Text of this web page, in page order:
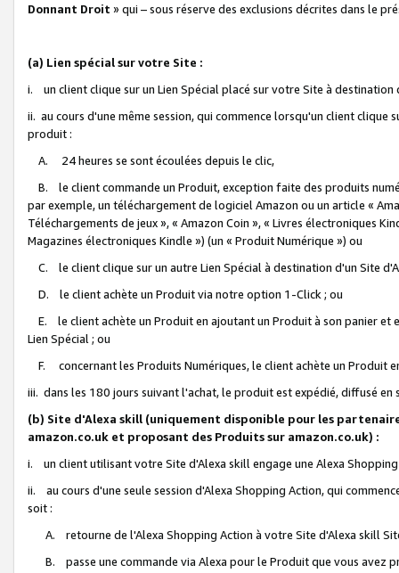
Donnant Droit » qui – sous réserve des exclusions décrites dans le
(a) Lien spécial sur votre Site :
i. un client clique sur un Lien Spécial placé sur votre Site à destination
ii. au cours d'une même session, qui commence lorsqu'un client
produit :
A. 24 heures se sont écoulées depuis le clic,
B. le client commande un Produit, exception faite des produits
par exemple, un téléchargement de logiciel Amazon ou un article «
Téléchargements de jeux », « Amazon Coin », « Livres électroniques
Magazines électroniques Kindle ») (un « Produit Numérique ») ou
C. le client clique sur un autre Lien Spécial à destination d'un Site
D. le client achète un Produit via notre option 1-Click ; ou
E. le client achète un Produit en ajoutant un Produit à son panier et
Lien Spécial ; ou
F. concernant les Produits Numériques, le client achète un Produit
iii. dans les 180 jours suivant l'achat, le produit est expédié, diffusé
(b) Site d'Alexa skill (uniquement disponible pour les
amazon.co.uk et proposant des Produits sur amazon.co.uk) :
i. un client utilisant votre Site d'Alexa skill engage une Alexa
ii. au cours d'une seule session d'Alexa Shopping Action, qui
soit :
A. retourne de l'Alexa Shopping Action à votre Site d'Alexa skill
B. passe une commande via Alexa pour le Produit que vous avez